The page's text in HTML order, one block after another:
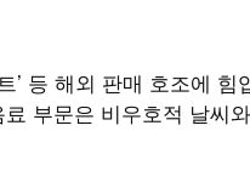
’ 등 해외 판매 호조에
부문은 비우호적 날씨